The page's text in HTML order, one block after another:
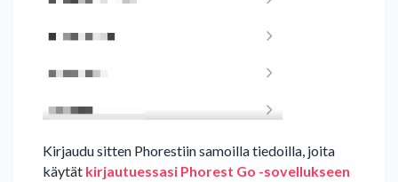
Kirjaudu sitten Phorestiin samoilla tiedoilla, joita
käytät kirjautuessasi Phorest Go -sovellukseen